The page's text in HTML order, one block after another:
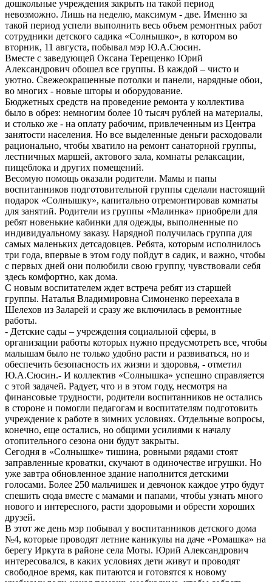
дошкольные учреждения закрыть на такой период
невозможно. Лишь на неделю, максимум - две. Именно за
такой период успели выполнить весь объем ремонтных работ
сотрудники детского садика «Солнышко», в котором во
вторник, 11 августа, побывал мэр Ю.А.Сюсин.
Вместе с заведующей Оксана Терещенко Юрий
Александрович обошел все группы. В каждой – чисто и
уютно. Свежеокрашенные потолки и панели, нарядные обои,
во многих - новые шторы и оборудование.
Бюджетных средств на проведение ремонта у коллектива
было в обрез: немногим более 10 тысяч рублей на материалы,
и столько же - на оплату рабочим, привлеченным из Центра
занятости населения. Но все выделенные деньги расходовали
рационально, чтобы хватило на ремонт санаторной группы,
лестничных маршей, актового зала, комнаты релаксации,
пищеблока и других помещений.
Весомую помощь оказали родители. Мамы и папы
воспитанников подготовительной группы сделали настоящий
подарок «Солнышку», капитально отремонтировав комнаты
для занятий. Родители из группы «Малинка» приобрели для
ребят новенькие кабинки для одежды, выполненные по
индивидуальному заказу. Нарядной получилась группа для
самых маленьких детсадовцев. Ребята, которым исполнилось
три года, впервые в этом году пойдут в садик, и важно, чтобы
с первых дней они полюбили свою группу, чувствовали себя
здесь комфортно, как дома.
С новым воспитателем ждет встреча ребят из старшей
группы. Наталья Владимировна Симоненко переехала в
Шелехов из Заларей и сразу же включилась в ремонтные
работы.
- Детские сады – учреждения социальной сферы, в
организации работы которых нужно предусмотреть все, чтобы
малышам было не только удобно расти и развиваться, но и
обеспечить безопасность их жизни и здоровья, - отметил
Ю.А.Сюсин.- И коллектив «Солнышка» успешно справляется
с этой задачей. Радует, что и в этом году, несмотря на
финансовые трудности, родители воспитанников не остались
в стороне и помогли педагогам и воспитателям подготовить
учреждение к работе в зимних условиях. Отдельные вопросы,
конечно, еще остались, но общими усилиями к началу
отопительного сезона они будут закрыты.
Сегодня в «Солнышке» тишина, ровными рядами стоят
заправленные кроватки, скучают в одиночестве игрушки. Но
уже завтра обновленное здание наполнится детскими
голосами. Более 250 мальчишек и девчонок каждое утро будут
спешить сюда вместе с мамами и папами, чтобы узнать много
нового и интересного, расти здоровыми и обрести хороших
друзей.
В этот же день мэр побывал у воспитанников детского дома
№4, которые проводят летние каникулы на даче «Ромашка» на
берегу Иркута в районе села Моты. Юрий Александрович
интересовался, в каких условиях дети живут и проводят
свободное время, как питаются и готовятся к новому